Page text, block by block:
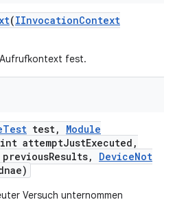
(IInvocationContext
fest.
Test test,
Module
int attemptJustExecuted ,
previousResults, DeviceNot
Versuch unternommen